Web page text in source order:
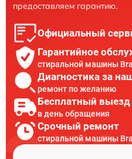
предоставляем гарантию.
Официальный
Гарантийное
стиральной машины
Диагностика за
ремонт по желанию
Бесплатный выезд
в день обращения
Срочный ремонт
стиральной машины